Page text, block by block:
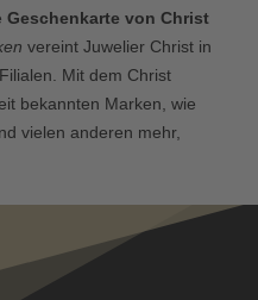
Geschenkarte von Christ
vereint Juwelier Christ in
Mit dem Christ
bekannten Marken, wie
vielen anderen mehr,